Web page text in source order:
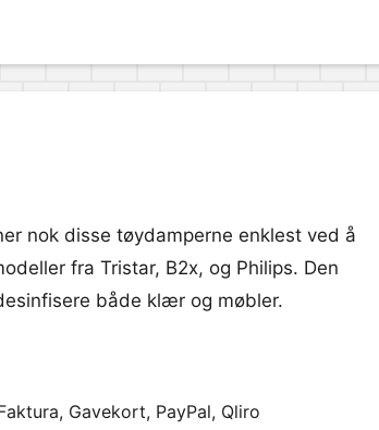
nok disse tøydamperne enklest ved å
fra Tristar, B2x, og Philips. Den
både klær og møbler.
Gavekort, PayPal, Qliro